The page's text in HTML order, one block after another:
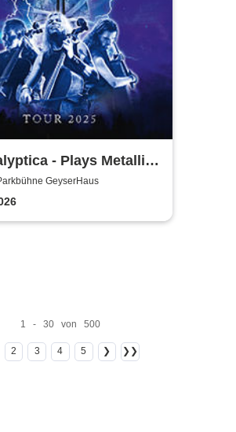
- Plays Metallica
GeyserHaus
1 - 30 von 500
2 3 4 5 ❯ ❯❯